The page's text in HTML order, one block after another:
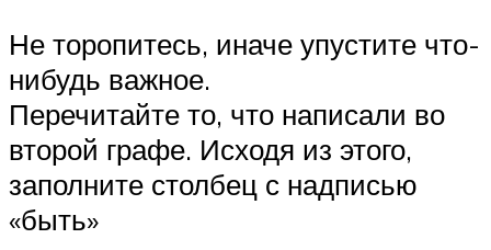
Не торопитесь, иначе упустите что-
нибудь важное.
Перечитайте то, что написали во
второй графе. Исходя из этого,
заполните столбец с надписью
«быть»